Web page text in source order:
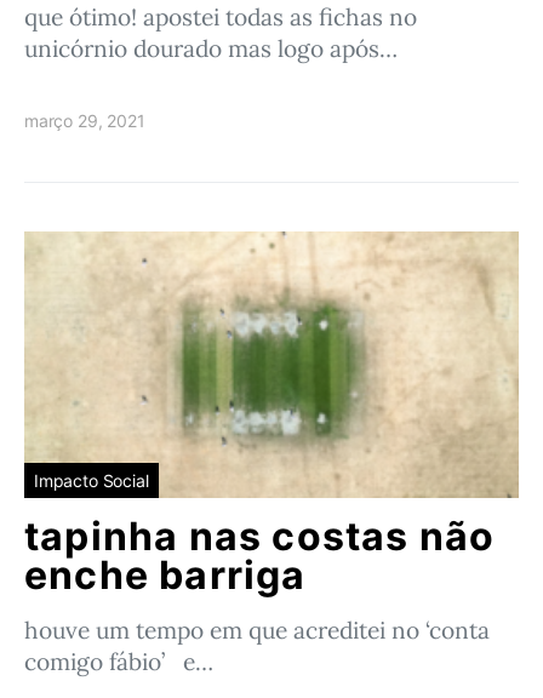
que ótimo! apostei todas as fichas no
unicórnio dourado mas logo após…
março 29, 2021
Impacto Social
tapinha nas costas não
enche barriga
houve um tempo em que acreditei no ‘conta
comigo fábio’ e…